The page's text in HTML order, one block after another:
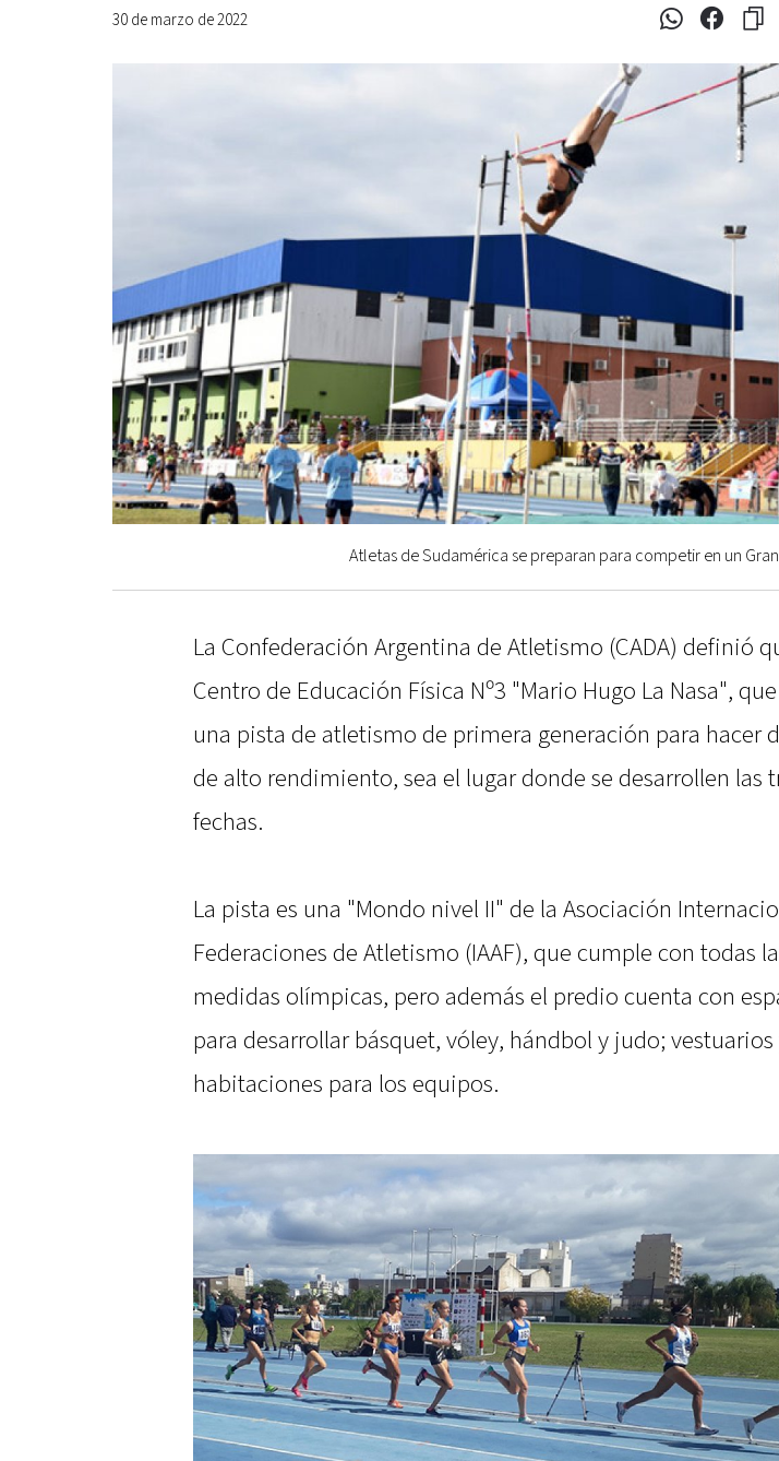
30 de marzo de 2022
Atletas de Sudamérica se preparan para competir en un
La Confederación Argentina de Atletismo (CADA) definió
Centro de Educación Física Nº3 "Mario Hugo La Nasa",
una pista de atletismo de primera generación para hacer
de alto rendimiento, sea el lugar donde se desarrollen las
fechas.
La pista es una "Mondo nivel II" de la Asociación
Federaciones de Atletismo (IAAF), que cumple con todas
medidas olímpicas, pero además el predio cuenta con
para desarrollar básquet, vóley, hándbol y judo; vestuarios
habitaciones para los equipos.